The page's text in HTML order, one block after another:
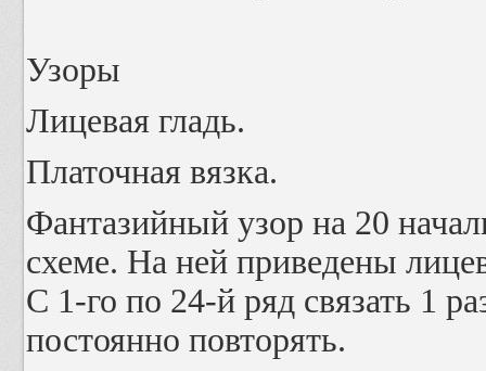
Узоры
Лицевая гладь.
Платочная вязка.
Фантазийный узор на 20
схеме. На ней приведены
С 1-го по 24-й ряд связать 1
постоянно повторять.